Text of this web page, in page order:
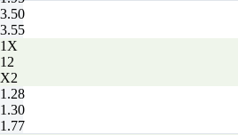
3.50
3.55
1X
12
X2
1.28
1.30
1.77